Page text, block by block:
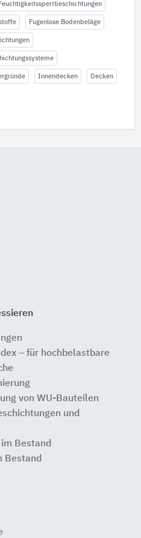
Feuchtigkeitssperrbeschichtungen
Fugenlose Bodenbeläge
Innendecken Decken
– für hochbelastbare
von WU-Bauteilen
und
Bestand
Bestand